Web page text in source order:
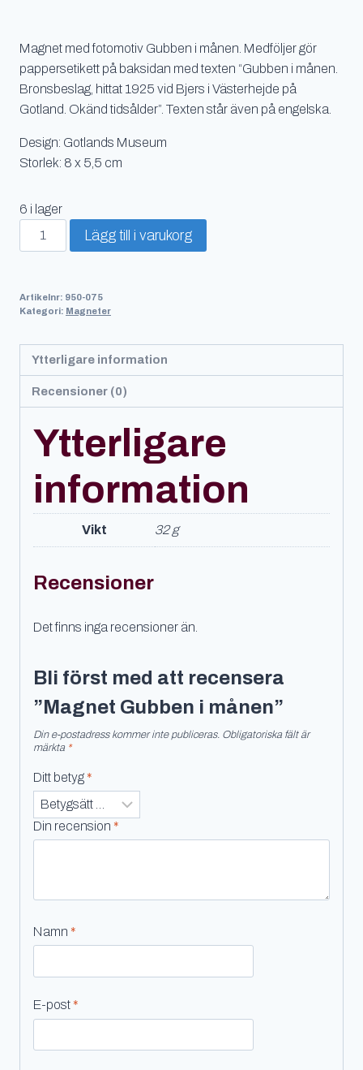
Magnet med fotomotiv Gubben i månen. Medföljer gör
pappersetikett på baksidan med texten “Gubben i månen.
Bronsbeslag, hittat 1925 vid Bjers i Västerhejde på
Gotland. Okänd tidsålder”. Texten står även på engelska.
Design: Gotlands Museum
Storlek: 8 x 5,5 cm
6 i lager
Magnet
Gubben
mängd
Lägg till i varukorg
Artikelnr: 950-075
Kategori: Magneter
Ytterligare information
Recensioner (0)
Ytterligare
information
Vikt 32 g
Recensioner
Det finns inga recensioner än.
Bli först med att recensera
”Magnet Gubben i månen”
Din e-postadress kommer inte publiceras. Obligatoriska fält är
märkta *
Ditt betyg *
Din recension *
Namn *
E-post *